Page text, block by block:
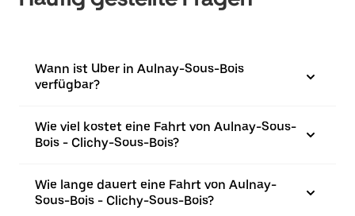
Wann ist Uber in Aulnay-Sous-Bois
verfügbar?
Wie viel kostet eine Fahrt von Aulnay-Sous-
Bois - Clichy-Sous-Bois?
Wie lange dauert eine Fahrt von Aulnay-
Sous-Bois - Clichy-Sous-Bois?